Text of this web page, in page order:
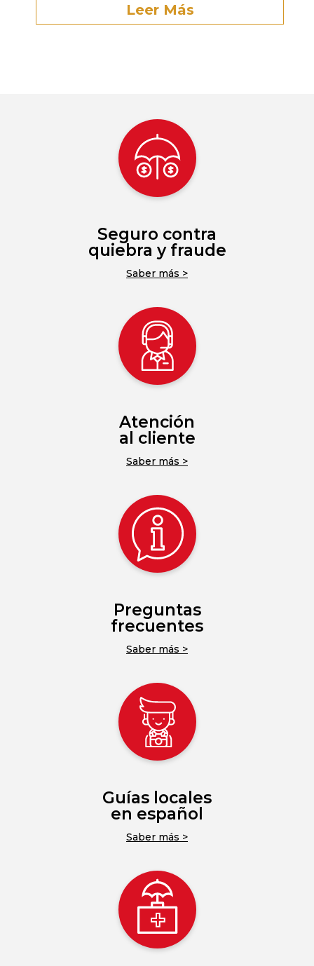
Leer Más
Seguro contra
quiebra y fraude
Saber más >
Atención
al cliente
Saber más >
Preguntas
frecuentes
Saber más >
Guías locales
en español
Saber más >